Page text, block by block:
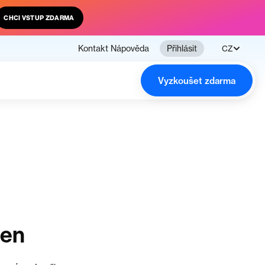
CHCI VSTUP ZDARMA
Kontakt Nápověda Přihlásit CZ
Vyzkoušet zdarma